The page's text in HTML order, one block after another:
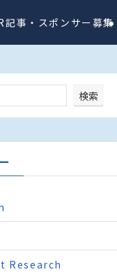
記事・スポンサー募集
検索
Research